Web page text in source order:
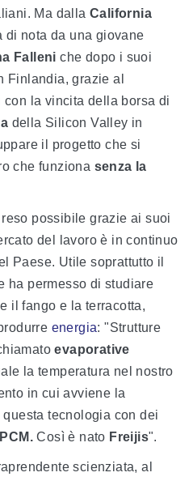
Ma dalla California
di nota da una giovane
Falleni che dopo i suoi
Finlandia, grazie al
con la vincita della borsa di
della Silicon Valley in
il progetto che si
che funziona senza la
possibile grazie ai suoi
del lavoro è in continuo
Paese. Utile soprattutto il
ha permesso di studiare
il fango e la terracotta,
energia: "Strutture
evaporative
la temperatura nel nostro
in cui avviene la
tecnologia con dei
PCM. Così è nato Freijis".
scienziata, al